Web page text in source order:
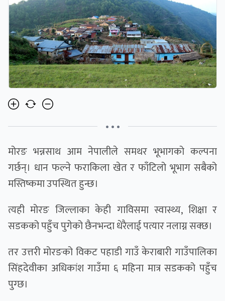
• • •
मोरङ भन्नसाथ आम नेपालीले समथर भूभागको कल्पना
गर्छन्। धान फल्ने फराकिला खेत र फाँटिलो भूभाग सबैको
मस्तिष्कमा उपस्थित हुन्छ।
त्यही मोरङ जिल्लाका केही गाविसमा स्वास्थ्य, शिक्षा र
सडकको पहुँच पुगेको छैनभन्दा धेरैलाई पत्यार नलाग्न सक्छ।
तर उत्तरी मोरङको विकट पहाडी गाउँ केराबारी गाउँपालिका
सिंहदेवीका अधिकांश गाउँमा ६ महिना मात्र सडकको पहुँच
पुग्छ।